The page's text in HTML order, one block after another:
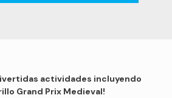
actividades incluyendo
Grand Prix Medieval!